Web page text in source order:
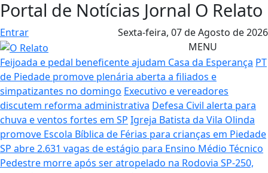
Portal de Notícias Jornal O Relato
Entrar Sexta-feira, 07 de Agosto de 2026
MENU
Feijoada e pedal beneficente ajudam Casa da Esperança PT
de Piedade promove plenária aberta a filiados e
simpatizantes no domingo Executivo e vereadores
discutem reforma administrativa Defesa Civil alerta para
chuva e ventos fortes em SP Igreja Batista da Vila Olinda
promove Escola Bíblica de Férias para crianças em Piedade
SP abre 2.631 vagas de estágio para Ensino Médio Técnico
Pedestre morre após ser atropelado na Rodovia SP-250,